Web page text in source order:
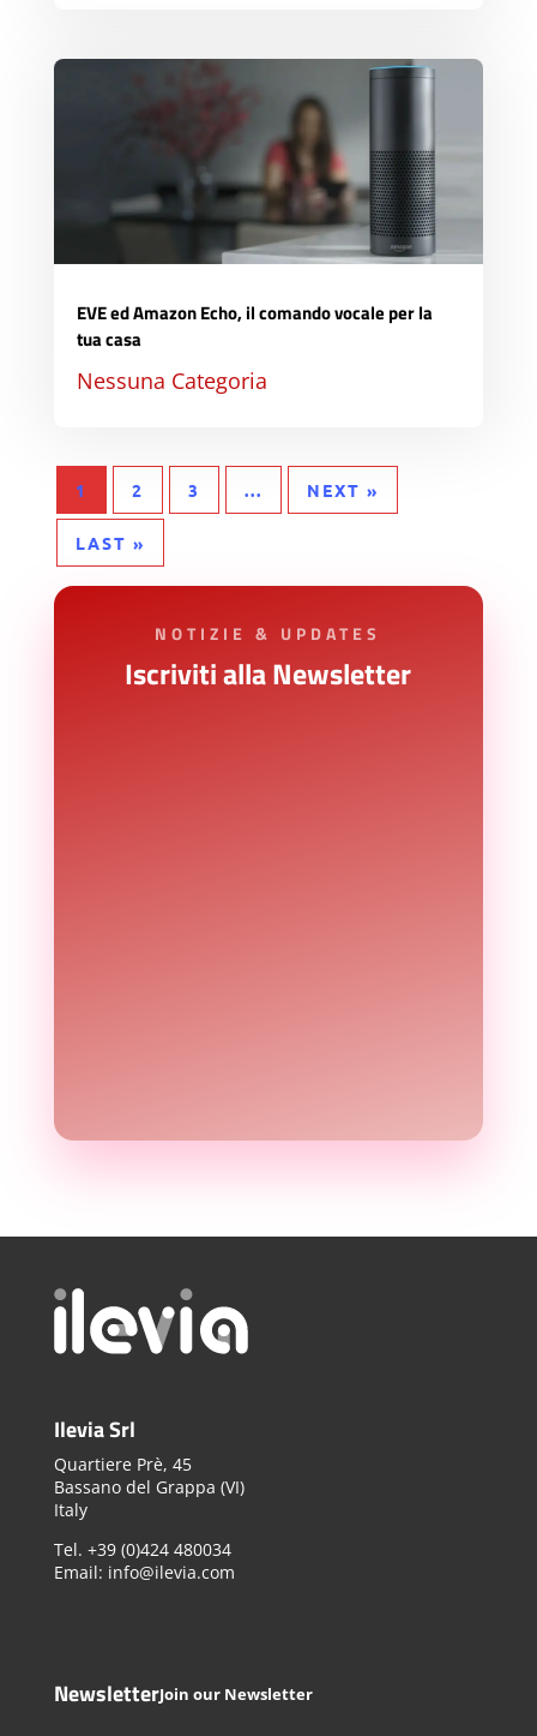
EVE ed Amazon Echo, il comando vocale per la
tua casa
Nessuna Categoria
1 2 3 ... NEXT »
LAST »
NOTIZIE & UPDATES
Iscriviti alla Newsletter
Ilevia Srl
Quartiere Prè, 45
Bassano del Grappa (VI)
Italy
Tel. +39 (0)424 480034
Email: info@ilevia.com
NewsletterJoin our Newsletter